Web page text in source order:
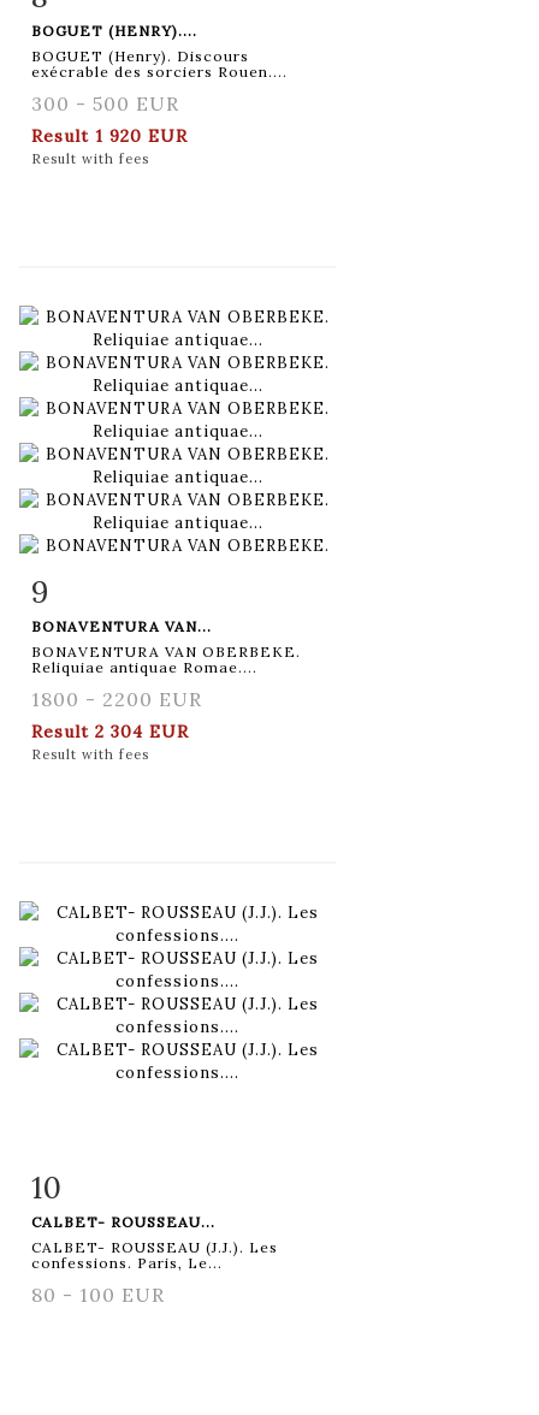
BOGUET (HENRY)....
BOGUET (Henry). Discours
exécrable des sorciers Rouen....
300 - 500 EUR
Result 1 920 EUR
Result with fees
9
BONAVENTURA VAN...
BONAVENTURA VAN OBERBEKE.
Reliquiae antiquae Romae....
1800 - 2200 EUR
Result 2 304 EUR
Result with fees
Item detail
10
CALBET- ROUSSEAU...
CALBET- ROUSSEAU (J.J.). Les
confessions. Paris, Le...
80 - 100 EUR